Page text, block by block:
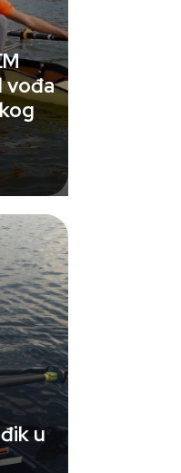
vođa
u